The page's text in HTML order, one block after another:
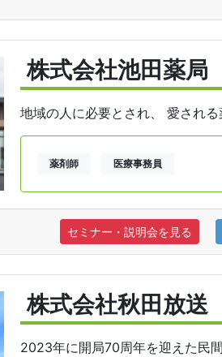
株式会社池田薬局
地域の人に必要とされ、 愛される
薬剤師 医療事務員
セミナー・説明会を見る
株式会社秋田放送
2023年に開局70周年を迎えた民